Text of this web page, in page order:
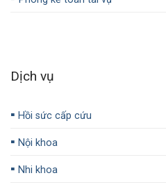
Dịch vụ
▪️ Hồi sức cấp cứu
▪️ Nội khoa
▪️ Nhi khoa